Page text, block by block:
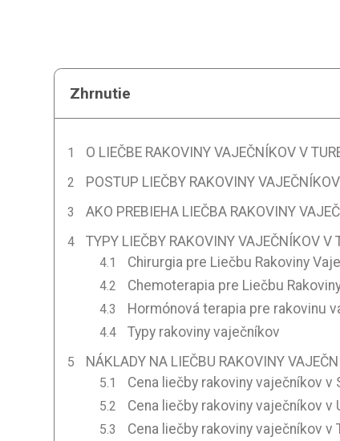
Zhrnutie
O LIEČBE RAKOVINY VAJEČNÍKOV V
POSTUP LIEČBY RAKOVINY
AKO PREBIEHA LIEČBA RAKOVINY
TYPY LIEČBY RAKOVINY VAJEČNÍKOV V
Chirurgia pre Liečbu Rakoviny
Chemoterapia pre Liečbu
Hormónová terapia pre rakovinu
Typy rakoviny vaječníkov
NÁKLADY NA LIEČBU RAKOVINY
Cena liečby rakoviny vaječníkov
Cena liečby rakoviny vaječníkov v
Cena liečby rakoviny vaječníkov v